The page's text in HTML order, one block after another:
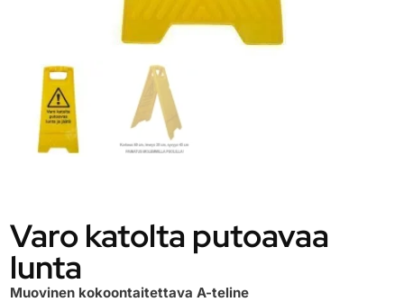
Varo katolta putoavaa
lunta
Muovinen kokoontaitettava A-teline